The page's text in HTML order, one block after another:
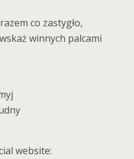
co zastygło,
winnych palcami
website: